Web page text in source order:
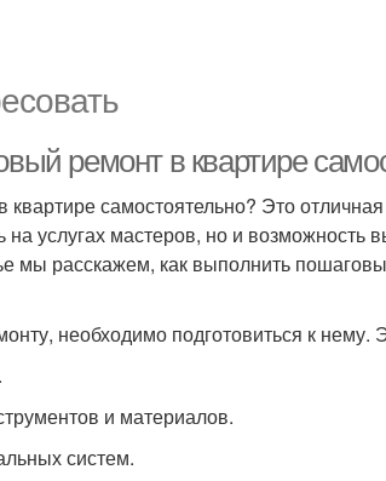
ремонт в квартире
самостоятельно? Это
на услугах мастеров, но и возможность
мы расскажем, как выполнить
необходимо подготовиться к
и материалов.
систем.